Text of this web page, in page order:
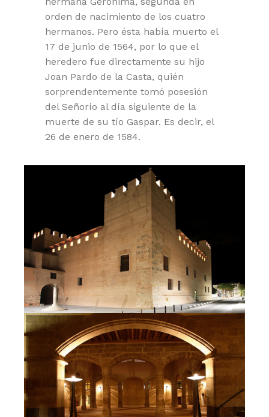
orden de nacimiento de los cuatro
hermanos. Pero ésta había muerto el
17 de junio de 1564, por lo que el
heredero fue directamente su hijo
Joan Pardo de la Casta, quién
sorprendentemente tomó posesión
del Señorío al día siguiente de la
muerte de su tío Gaspar. Es decir, el
26 de enero de 1584.